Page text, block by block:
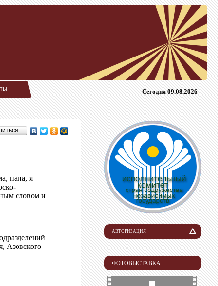
Сегодня 09.08.2026
папа, я –
словом и
Азовского
АВТОРИЗАЦИЯ
Логин
Пароль
ФОТОВЫСТАВКА